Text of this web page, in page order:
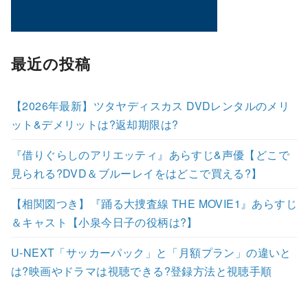
最近の投稿
【2026年最新】ツタヤディスカス DVDレンタルのメリ
ット&デメリットは?返却期限は?
『借りぐらしのアリエッティ』あらすじ&声優【どこで
見られる?DVD＆ブルーレイをはどこで買える?】
【相関図つき】『踊る大捜査線 THE MOVIE1』あらすじ
＆キャスト【小泉今日子の役柄は?】
U-NEXT「サッカーパック」と「月額プラン」の違いと
は?映画やドラマは視聴できる?登録方法と視聴手順